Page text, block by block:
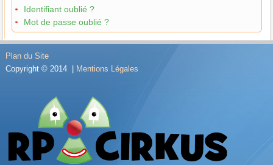
Identifiant oublié ?
Mot de passe oublié ?
Plan du Site
Copyright © 2014 |
Mentions Légales